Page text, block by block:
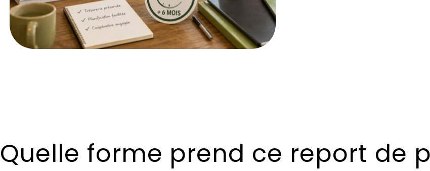
Quelle forme prend ce report de